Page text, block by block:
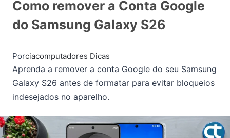
Como remover a Conta Google
do Samsung Galaxy S26
Porciacomputadores Dicas
Aprenda a remover a conta Google do seu Samsung
Galaxy S26 antes de formatar para evitar bloqueios
indesejados no aparelho.